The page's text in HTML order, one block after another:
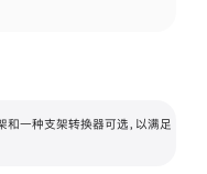
一种支架转换器可选，以满足